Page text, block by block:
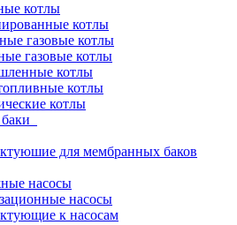
котлы
котлы
газовые котлы
газовые котлы
котлы
котлы
котлы
для мембранных баков
насосы
насосы
к насосам